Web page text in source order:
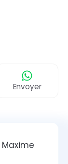
Envoyer
Maxime